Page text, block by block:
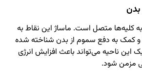
بدن
کلیه‌ها متصل است. ماساژ این نقاط به
و کمک به دفع سموم از بدن شناخته شده
ناحیه می‌تواند باعث افزایش انرژی
مزمن شود.